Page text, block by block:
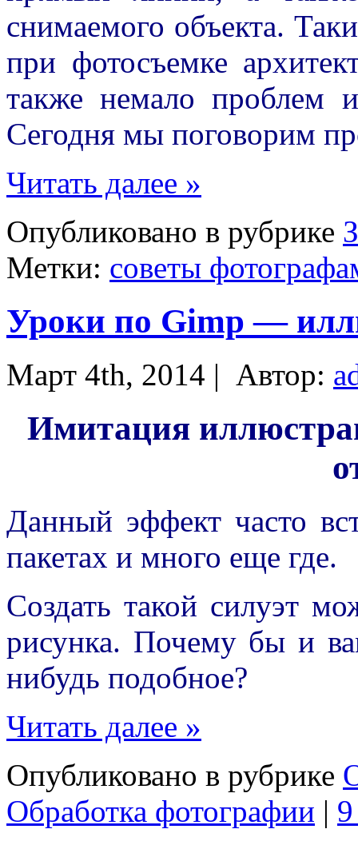
снимаемого объекта.
при фотосъемке
также немало проблем
Cегодня мы поговорим
Читать далее »
Опубликовано в рубрике
Метки: советы
Уроки по Gimp —
Март 4th, 2014 | Автор:
Имитация
Данный эффект часто
пакетах и много еще где.
Создать такой силуэт
рисунка. Почему бы и
нибудь подобное?
Читать далее »
Опубликовано в рубрике
Обработка фотографии |